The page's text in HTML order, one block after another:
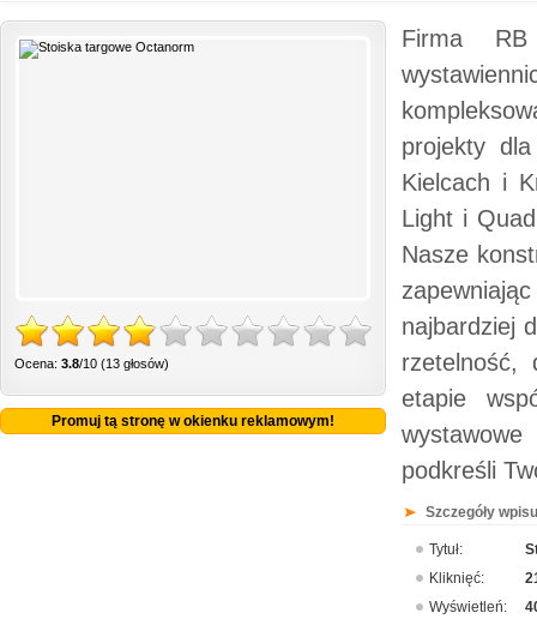
Ocena: 3.8/10 (13 głosów)
Promuj tą stronę w okienku reklamowym!
Firma
projekty
Kielcach i
Light i
Nasze
najbardziej
rzetelność,
etapie
podkreśli
Szczegóły
Tytuł:
Kliknięć:
Wyświetleń: